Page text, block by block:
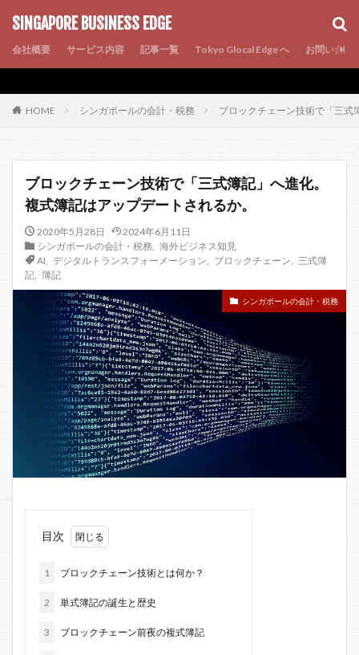
SINGAPORE BUSINESS EDGE
会社概要 サービス内容 記事一覧 Tokyo Glocal Edge へ お問い合わ
HOME シンガポールの会計・税務 ブロックチェーン技術で「三式
ブロックチェーン技術で「三式簿記」へ進化。
複式簿記はアップデートされるか。
2020年5月28日
2024年6月11日
シンガポールの会計・税務
海外ビジネス知見
AI
デジタルトランスフォーメーション ブロックチェーン
三式簿
記
簿記
シンガポールの会計・税務
目次
1 ブロックチェーン技術とは何か？
2 単式簿記の誕生と歴史
3 ブロックチェーン前夜の複式簿記
AMP SEO PWA